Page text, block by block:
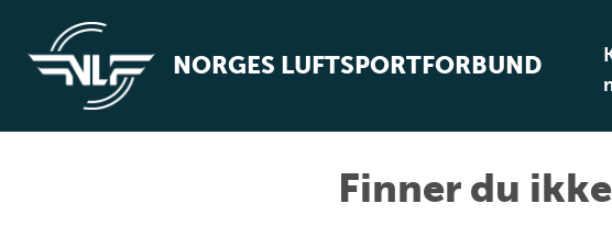
NORGES LUFTSPORTFORBUND
Finner du